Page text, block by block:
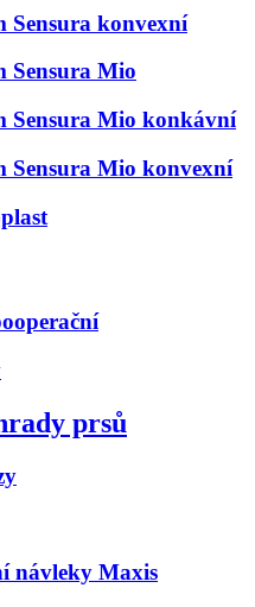
Sensura konvexní
Sensura Mio
Sensura Mio konkávní
Sensura Mio konvexní
prsů
návleky Maxis